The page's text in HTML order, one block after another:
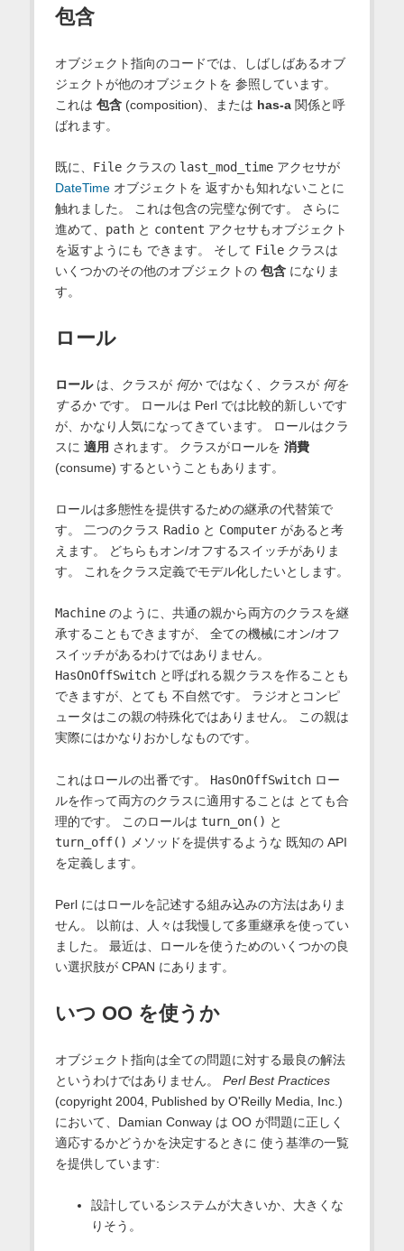
包含
オブジェクト指向のコードでは、しばしばあるオブ
ジェクトが他のオブジェクトを 参照しています。
これは 包含(composition)、または has-a関係と呼
ばれます。
既に、 Fileクラスの last_mod_timeアクセサが
DateTimeオブジェクトを 返すかも知れないことに
触れました。 これは包含の完璧な例です。 さらに
進めて、 pathと content アクセサもオブジェクト
を返すようにも できます。 そして Fileクラスは
いくつかのその他のオブジェクトの 包含になりま
す。
ロール
ロールは、クラスが 何かではなく、クラスが 何を
するかです。 ロールは Perl では比較的新しいです
が、かなり人気になってきています。 ロールはクラ
スに 適用 されます。 クラスがロールを 消費
(consume) するということもあります。
ロールは多態性を提供するための継承の代替策で
す。 二つのクラス Radioと Computerがあると考
えます。 どちらもオン/オフするスイッチがありま
す。 これをクラス定義でモデル化したいとします。
Machineのように、共通の親から両方のクラスを継
承することもできますが、 全ての機械にオン/オフ
スイッチがあるわけではありません。
HasOnOffSwitchと呼ばれる親クラスを作ることも
できますが、とても 不自然です。 ラジオとコンピ
ュータはこの親の特殊化ではありません。 この親は
実際にはかなりおかしなものです。
これはロールの出番です。 HasOnOffSwitchロー
ルを作って両方のクラスに適用することは とても合
理的です。 このロールは turn_on() と
turn_off()
メソッドを提供するような 既知の API
を定義します。
Perl にはロールを記述する組み込みの方法はありま
せん。 以前は、人々は我慢して多重継承を使ってい
ました。 最近は、ロールを使うためのいくつかの良
い選択肢が CPAN にあります。
いつ OO を使うか
オブジェクト指向は全ての問題に対する最良の解法
というわけではありません。 Perl Best Practices
(copyright 2004, Published by O'Reilly Media, Inc.)
において、Damian Conway は OO が問題に正しく
適応するかどうかを決定するときに 使う基準の一覧
を提供しています:
設計しているシステムが大きいか、大きくな
りそう。